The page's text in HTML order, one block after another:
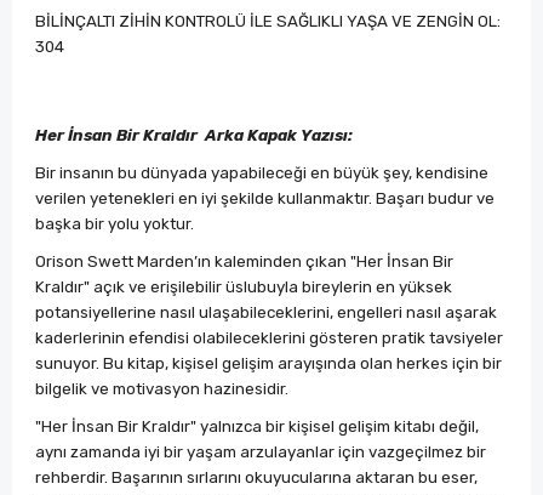
BİLİNÇALTI ZİHİN KONTROLÜ İLE SAĞLIKLI YAŞA VE ZENGİN OL:
304
Her İnsan Bir Kraldır Arka Kapak Yazısı:
Bir insanın bu dünyada yapabileceği en büyük şey, kendisine
verilen yetenekleri en iyi şekilde kullanmaktır. Başarı budur ve
başka bir yolu yoktur.
Orison Swett Marden’ın kaleminden çıkan "Her İnsan Bir
Kraldır" açık ve erişilebilir üslubuyla bireylerin en yüksek
potansiyellerine nasıl ulaşabileceklerini, engelleri nasıl aşarak
kaderlerinin efendisi olabileceklerini gösteren pratik tavsiyeler
sunuyor. Bu kitap, kişisel gelişim arayışında olan herkes için bir
bilgelik ve motivasyon hazinesidir.
"Her İnsan Bir Kraldır" yalnızca bir kişisel gelişim kitabı değil,
aynı zamanda iyi bir yaşam arzulayanlar için vazgeçilmez bir
rehberdir. Başarının sırlarını okuyucularına aktaran bu eser,